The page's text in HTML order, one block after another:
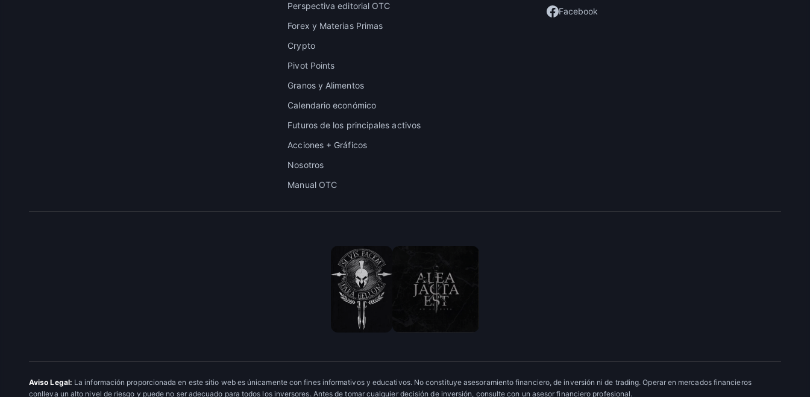
Perspectiva editorial OTC
Forex y Materias Primas
Crypto
Pivot Points
Granos y Alimentos
Calendario económico
Futuros de los principales activos
Acciones + Gráficos
Nosotros
Manual OTC
Facebook
Aviso Legal: La información proporcionada en este sitio web es únicamente con fines informativos y educativos. No constituye asesoramiento financiero, de inversión ni de trading. Operar en mercados financieros
conlleva un alto nivel de riesgo y puede no ser adecuado para todos los inversores. Antes de tomar cualquier decisión de inversión, consulte con un asesor financiero profesional.